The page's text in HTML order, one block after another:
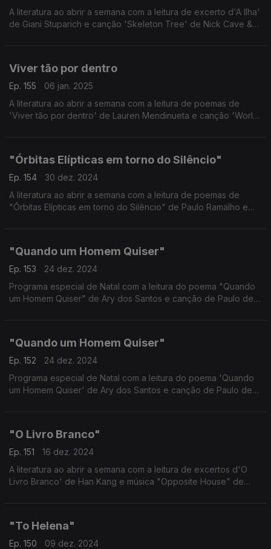
A literatura ao abrir a semana com a leitura de excerto d'A Ilha'
de Giani Stuparich e canção 'Skeleton Tree' de Nick Cave &
Viver tão por dentro
Ep. 155
06 jan. 2025
A literatura ao abrir a semana com a leitura de poemas de
'Viver tão por dentro' de Lauren Mendinueta e canção 'World
"Órbitas Elípticas em torno do Silêncio"
Ep. 154
30 dez. 2024
A literatura ao abrir a semana com a leitura de poemas de
"Órbitas Elípticas em torno do Silêncio" de Paulo Ramalho e
"Quando um Homem Quiser"
Ep. 153
24 dez. 2024
Programa especial de Natal com a leitura do poema "Quando
um Homem Quiser" de Ary dos Santos e canção de Paulo de
"Quando um Homem Quiser"
Ep. 152
24 dez. 2024
Programa especial de Natal com a leitura do poema 'Quando
um Homem Quiser' de Ary dos Santos e canção de Paulo de
"O Livro Branco"
Ep. 151
16 dez. 2024
A literatura ao abrir a semana com a leitura de excertos d'O
Livro Branco' de Han Kang e música "Opposite House" de
"To Helena"
Ep. 150
09 dez. 2024